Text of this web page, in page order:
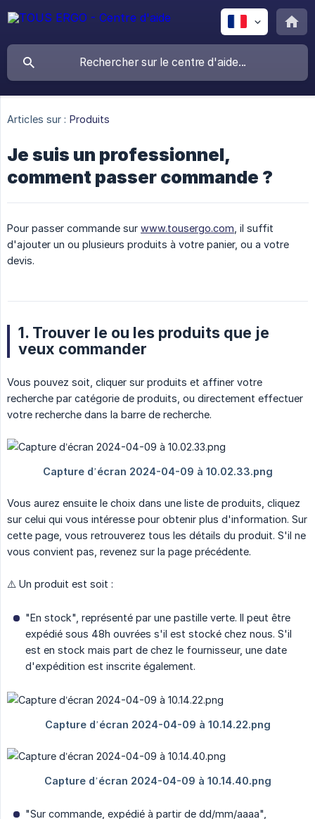
Articles sur : Produits
Je suis un professionnel,
comment passer commande ?
Pour passer commande sur www.tousergo.com , il suffit
d'ajouter un ou plusieurs produits à votre panier, ou a votre
devis.
1. Trouver le ou les produits que je
veux commander
Vous pouvez soit, cliquer sur produits et affiner votre
recherche par catégorie de produits, ou directement effectuer
votre recherche dans la barre de recherche.
Vous aurez ensuite le choix dans une liste de produits, cliquez
sur celui qui vous intéresse pour obtenir plus d'information. Sur
cette page, vous retrouverez tous les détails du produit. S'il ne
vous convient pas, revenez sur la page précédente.
⚠️ Un produit est soit :
"En stock", représenté par une pastille verte. Il peut être
expédié sous 48h ouvrées s'il est stocké chez nous. S'il
est en stock mais part de chez le fournisseur, une date
d'expédition est inscrite également.
"Sur commande, expédié à partir de dd/mm/aaaa",